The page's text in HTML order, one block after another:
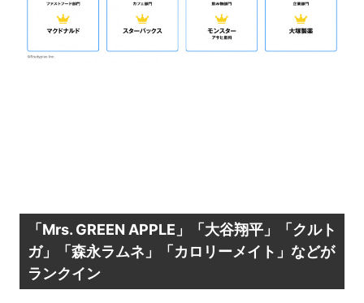
「Mrs. GREEN APPLE」「大谷翔平」「クルト
ガ」「森永ラムネ」「カロリーメイト」などが
ランクイン